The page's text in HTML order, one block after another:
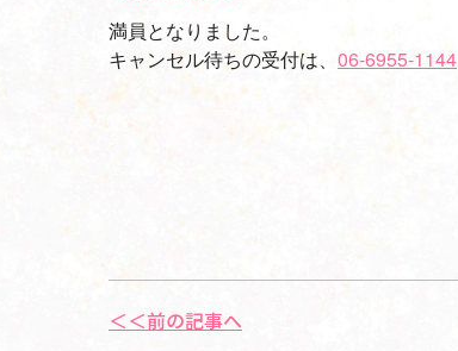
満員となりました。
キャンセル待ちの受付は、 06-6955-1144
＜＜前の記事へ